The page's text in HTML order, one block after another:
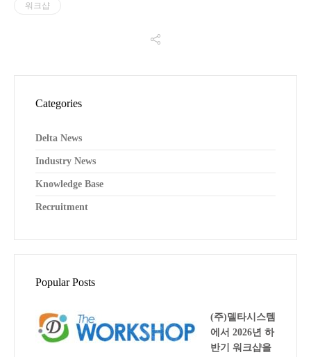
워크샵
Categories
Delta News
Industry News
Knowledge Base
Recruitment
Popular Posts
(주)델타시스템
에서 2026년 하
반기 워크샵을